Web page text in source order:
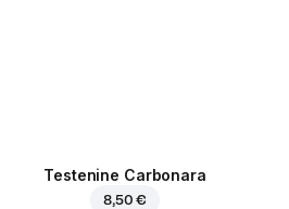
Testenine Carbonara
8,50 €